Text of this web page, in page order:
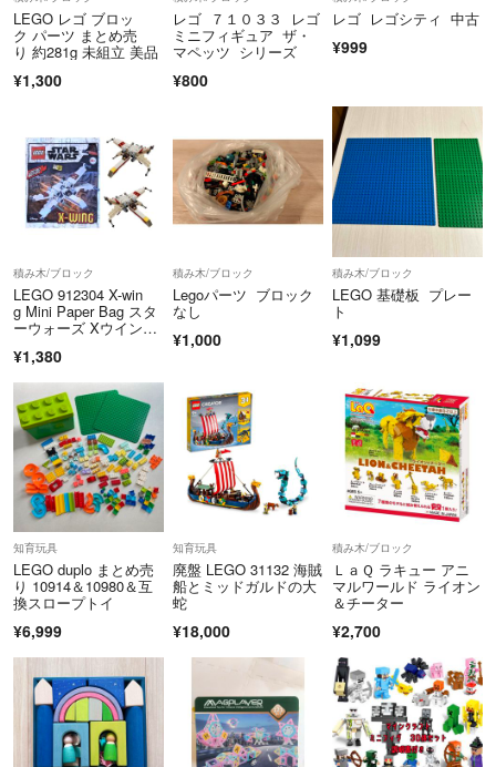
LEGO レゴ ブロッ
ク パーツ まとめ売
り 約281g 未組立 美品
¥1,300
レゴ ７１０３３ レゴ
ミニフィギュア ザ・
マペッツ シリーズ
¥800
レゴ レゴシティ 中古
¥999
積み木/ブロック
LEGO 912304 X-win
g Mini Paper Bag スタ
ーウォーズ Xウイン
¥1,380
積み木/ブロック
Legoパーツ ブロック
なし
¥1,000
積み木/ブロック
LEGO 基礎板 プレー
ト
¥1,099
知育玩具
LEGO duplo まとめ売
り 10914＆10980＆互
換スロープトイ
¥6,999
知育玩具
廃盤 LEGO 31132 海賊
船とミッドガルドの大
蛇
¥18,000
積み木/ブロック
ＬａＱ ラキュー アニ
マルワールド ライオン
＆チーター
¥2,700